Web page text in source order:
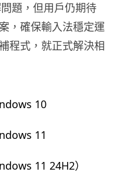
題，但用戶仍期待
，確保輸入法穩定運
程式，就正式解決相
10
11
11 24H2）